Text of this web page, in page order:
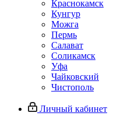
Краснокамск
Кунгур
Можга
Пермь
Салават
Соликамск
Уфа
Чайковский
Чистополь
Личный кабинет